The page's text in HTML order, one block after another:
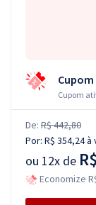
Cupom
De: R$ 442,80
Por: R$ 354,24à
ou 12x de
Economize